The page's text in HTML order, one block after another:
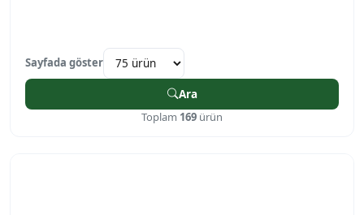
Sayfada göster
Ara
Toplam 169 ürün